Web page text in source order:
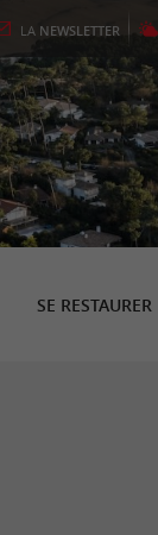
LA NEWSLETTER
SE RESTAURER